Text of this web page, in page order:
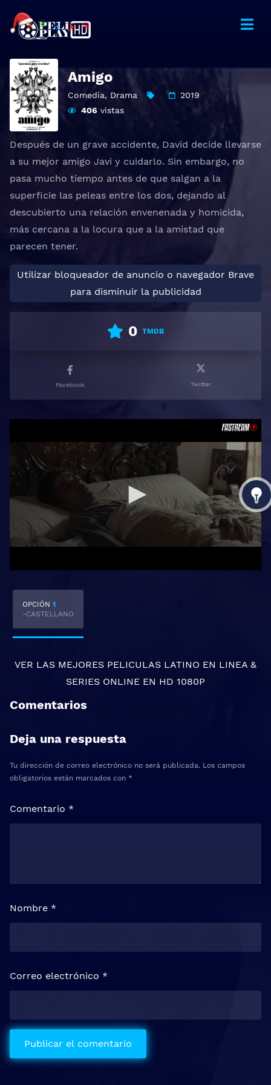
Amigo
Comedia, Drama
2019
406 vistas
Después de un grave accidente, David decide llevarse
a su mejor amigo Javi y cuidarlo. Sin embargo, no
pasa mucho tiempo antes de que salgan a la
superficie las peleas entre los dos, dejando al
descubierto una relación envenenada y homicida,
más cercana a la locura que a la amistad que
parecen tener.
Utilizar bloqueador de anuncio o navegador Brave
para disminuir la publicidad
0 TMDB
Facebook Twitter
OPCIÓN 1
-CASTELLANO
VER LAS MEJORES PELICULAS LATINO EN LINEA &
SERIES ONLINE EN HD 1080P
Comentarios
Deja una respuesta
Tu dirección de correo electrónico no será publicada. Los campos
obligatorios están marcados con *
Comentario *
Nombre *
Correo electrónico *